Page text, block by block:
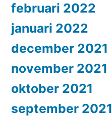
februari 2022
januari 2022
december 2021
november 2021
oktober 2021
september 2021